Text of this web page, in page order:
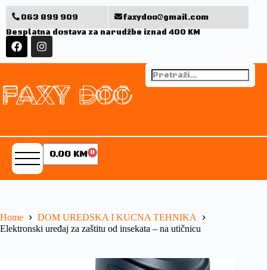
063 899 909
faxydoo@gmail.com
Besplatna dostava za narudžbe iznad 400 KM
0.00 KM 0
Home
DOM UREDSKA I KUCNA TEHNIKA
Elektronski uređaj za zaštitu od insekata – na utičnicu